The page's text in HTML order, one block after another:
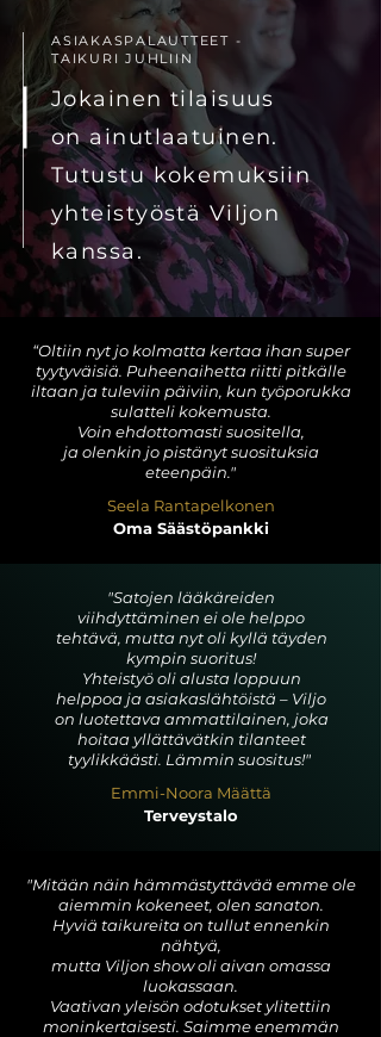
ASIAKASPALAUTTEET -
TAIKURI JUHLIIN
Jokainen tilaisuus
on ainutlaatuinen.
Tutustu kokemuksiin
yhteistyöstä Viljon
kanssa.
“Oltiin nyt jo kolmatta kertaa ihan super
tyytyväisiä. Puheenaihetta riitti pitkälle
iltaan ja tuleviin päiviin, kun työporukka
sulatteli kokemusta.
Voin ehdottomasti suositella,
ja olenkin jo pistänyt suosituksia
eteenpäin."
Seela Rantapelkonen
Oma Säästöpankki
"Satojen lääkäreiden
viihdyttäminen ei ole helppo
tehtävä, mutta nyt oli kyllä täyden
kympin suoritus!
Yhteistyö oli alusta loppuun
helppoa ja asiakaslähtöistä – Viljo
on luotettava ammattilainen, joka
hoitaa yllättävätkin tilanteet
tyylikkäästi. Lämmin suositus!"
Emmi-Noora Määttä
Terveystalo
"Mitään näin hämmästyttävää emme ole
aiemmin kokeneet, olen sanaton.
Hyviä taikureita on tullut ennenkin
nähtyä,
mutta Viljon show oli aivan omassa
luokassaan.
Vaativan yleisön odotukset ylitettiin
moninkertaisesti. Saimme enemmän